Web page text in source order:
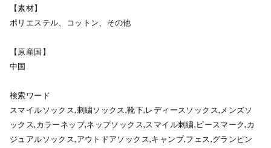
【素材】
ポリエステル、コットン、その他
【原産国】
中国
検索ワード
スマイルソックス,刺繍ソックス,靴下,レディースソックス,メンズソ
ックス,カラーネップ,ネップソックス,スマイル刺繍,ピースマーク,カ
ジュアルソックス,アウトドアソックス,キャンプ,フェス,グランピン